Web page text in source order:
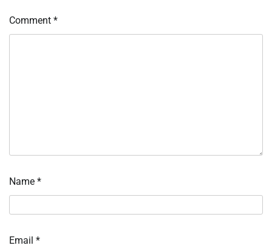
Comment *
Name *
Email *